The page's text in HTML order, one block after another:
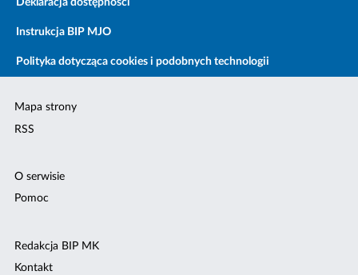
Deklaracja dostępności
Instrukcja BIP MJO
Polityka dotycząca cookies i podobnych technologii
Mapa strony
RSS
O serwisie
Pomoc
Redakcja BIP MK
Kontakt